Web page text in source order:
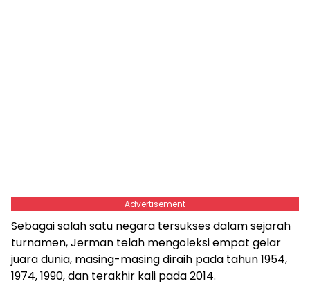
Advertisement
Sebagai salah satu negara tersukses dalam sejarah
turnamen, Jerman telah mengoleksi empat gelar
juara dunia, masing-masing diraih pada tahun 1954,
1974, 1990, dan terakhir kali pada 2014.